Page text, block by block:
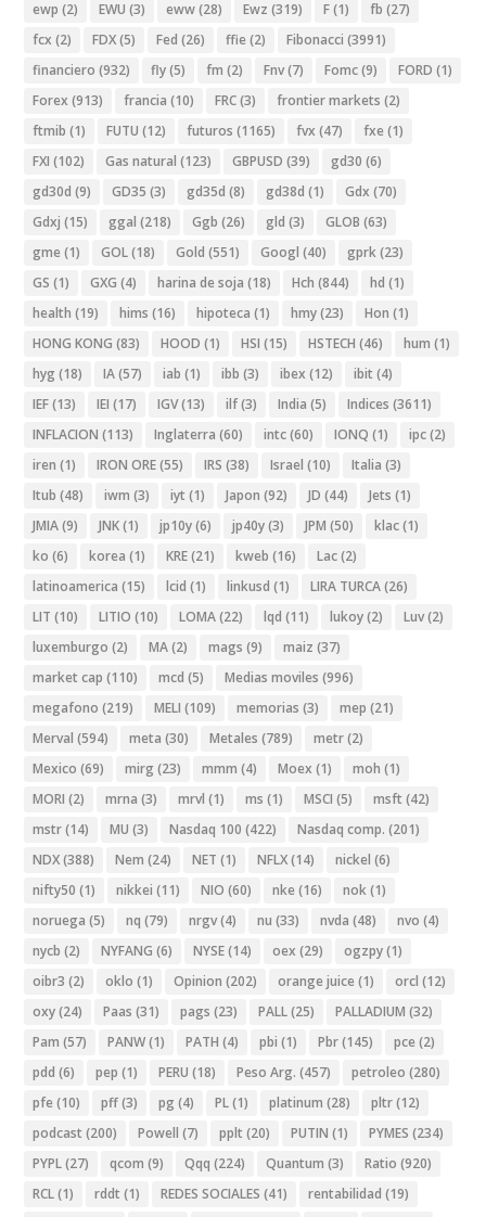
ewp (2) EWU (3) eww(28) Ewz (319) F(1) fb (27)
fcx (2) FDX(5) Fed (26) ffie (2) Fibonacci (3991)
financiero (932) fly(5) fm (2) Fnv(7) Fomc(9) FORD (1)
Forex (913) francia (10) FRC(3) frontier markets (2)
ftmib (1) FUTU (12) futuros (1165) fvx (47) fxe (1)
FXI (102) Gas natural (123) GBPUSD (39) gd30 (6)
gd30d (9) GD35 (3) gd35d (8) gd38d (1) Gdx (70)
Gdxj (15) ggal (218) Ggb (26) gld (3) GLOB (63)
gme (1) GOL(18) Gold (551) Googl (40) gprk(23)
GS (1) GXG (4) harina de soja (18) Hch (844) hd (1)
health (19) hims (16) hipoteca (1) hmy(23) Hon (1)
HONG KONG (83) HOOD (1) HSI (15) HSTECH (46) hum (1)
hyg (18) IA(57) iab (1) ibb (3) ibex (12) ibit (4)
IEF(13) IEI (17) IGV(13) ilf(3) India (5) Indices (3611)
INFLACION (113) Inglaterra (60) intc(60) IONQ (1) ipc(2)
iren (1) IRON ORE(55) IRS (38) Israel (10) Italia (3)
Itub (48) iwm (3) iyt (1) Japon (92) JD (44) Jets (1)
JMIA(9) JNK(1) jp10y(6) jp40y(3) JPM (50) klac(1)
ko (6) korea (1) KRE(21) kweb (16) Lac(2)
latinoamerica (15) lcid (1) linkusd (1) LIRA TURCA(26)
LIT (10) LITIO (10) LOMA(22) lqd (11) lukoy(2) Luv(2)
luxemburgo (2) MA(2) mags (9) maiz (37)
market cap (110) mcd (5) Medias moviles (996)
megafono (219) MELI (109) memorias (3) mep (21)
Merval (594) meta (30) Metales (789) metr(2)
Mexico (69) mirg (23) mmm (4) Moex (1) moh (1)
MORI (2) mrna (3) mrvl (1) ms (1) MSCI (5) msft (42)
mstr(14) MU (3) Nasdaq 100 (422) Nasdaq comp. (201)
NDX(388) Nem (24) NET (1) NFLX(14) nickel (6)
nifty50 (1) nikkei (11) NIO (60) nke (16) nok(1)
noruega (5) nq (79) nrgv(4) nu (33) nvda (48) nvo (4)
nycb (2) NYFANG (6) NYSE(14) oex (29) ogzpy(1)
oibr3 (2) oklo (1) Opinion (202) orange juice (1) orcl (12)
oxy(24) Paas (31) pags (23) PALL(25) PALLADIUM (32)
Pam (57) PANW(1) PATH (4) pbi (1) Pbr(145) pce (2)
pdd (6) pep (1) PERU (18) Peso Arg. (457) petroleo (280)
pfe (10) pff(3) pg (4) PL(1) platinum (28) pltr(12)
podcast (200) Powell (7) pplt (20) PUTIN (1) PYMES (234)
PYPL(27) qcom (9) Qqq (224) Quantum (3) Ratio (920)
RCL(1) rddt (1) REDES SOCIALES (41) rentabilidad (19)